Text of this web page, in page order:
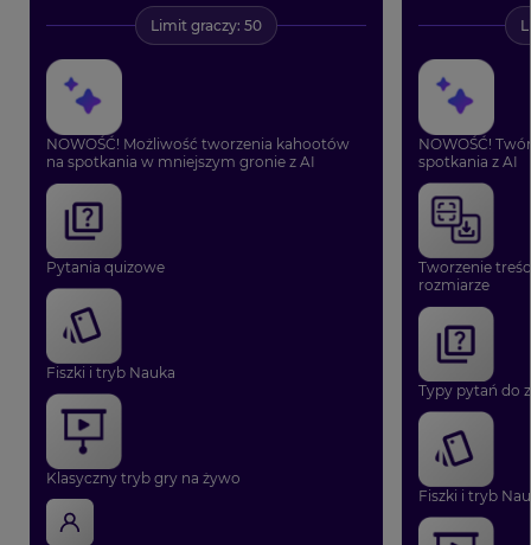
Limit graczy: 50
NOWOŚĆ! Możliwość tworzenia kahootów
na spotkania w mniejszym gronie z AI
Pytania quizowe
Fiszki i tryb Nauka
Klasyczny tryb gry na żywo
NOWOŚĆ!
spotkania z AI
Tworzenie
rozmiarze
Typy pytań do
Fiszki i tryb